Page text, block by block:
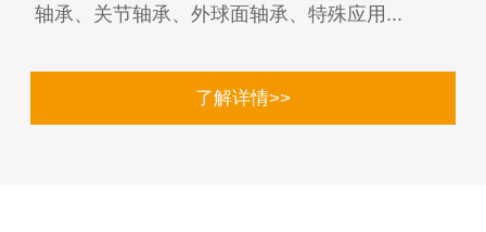
轴承、关节轴承、外球面轴承、特殊应用...
了解详情>>